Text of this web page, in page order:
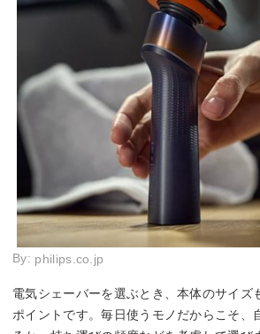
By: philips.co.jp
電気シェーバーを選ぶとき、本体のサイズ
ポイントです。毎日使うモノだからこそ、